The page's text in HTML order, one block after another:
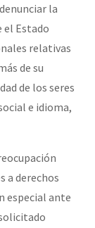
la
el Estado
relativas
de su
de los seres
e idioma,
a derechos
especial ante